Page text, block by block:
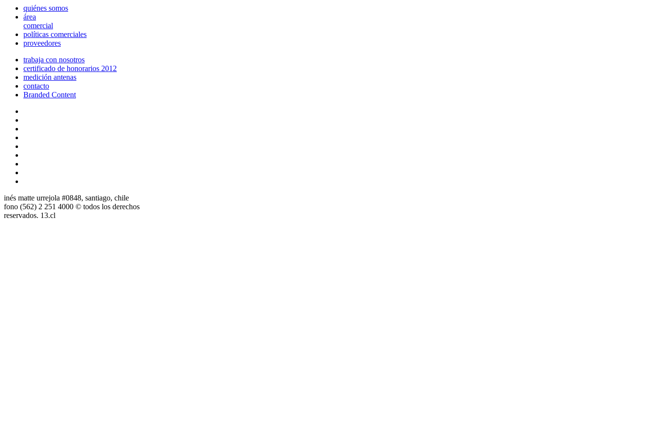
quiénes somos
área
comercial
políticas comerciales
proveedores
trabaja con nosotros
certificado de honorarios 2012
medición antenas
contacto
Branded Content
inés matte urrejola #0848, santiago, chile
fono (562) 2 251 4000 © todos los derechos
reservados. 13.cl